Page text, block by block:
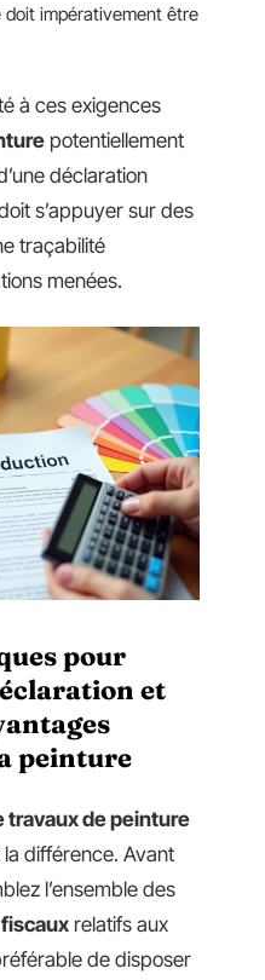
doit impérativement être
à ces exigences
potentiellement
déclaration
s’appuyer sur des
traçabilité
menées.
pour
et
peinture
travaux de peinture
la différence. Avant
l’ensemble des
relatifs aux
de disposer